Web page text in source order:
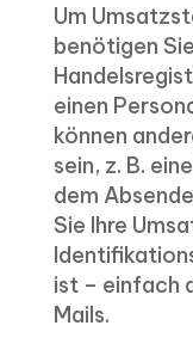
Um
benötigen
einen
können
sein, z. B.
dem
Sie Ihre
ist – einfach
Mails.